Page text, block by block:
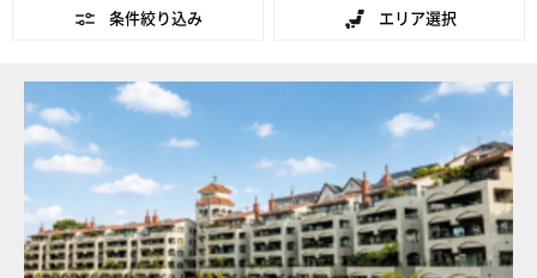
条件絞り込み エリア選択